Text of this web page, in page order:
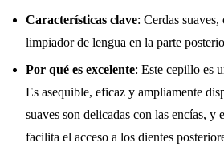
Características clave: Cerdas
limpiador de lengua en la parte
Por qué es excelente: Este cepillo es
Es asequible, eficaz y ampliamente
suaves son delicadas con las encías, y
facilita el acceso a los dientes